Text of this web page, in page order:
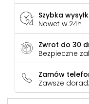
Szybka
Nawet w 24h
Zwrot do 30
Bezpieczne
Zamów
Zawsze